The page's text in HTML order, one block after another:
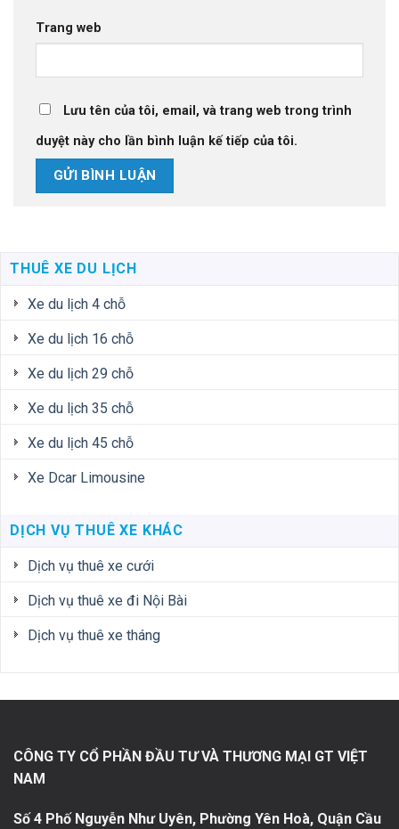
THUÊ XE DU LỊCH
Xe du lịch 4 chỗ
Xe du lịch 16 chỗ
Xe du lịch 29 chỗ
Xe du lịch 35 chỗ
Xe du lịch 45 chỗ
Xe Dcar Limousine
DỊCH VỤ THUÊ XE KHÁC
Dịch vụ thuê xe cưới
Dịch vụ thuê xe đi Nội Bài
Dịch vụ thuê xe tháng
Trang web
Lưu tên của tôi, email, và trang web trong trình
duyệt này cho lần bình luận kế tiếp của tôi.
CÔNG TY CỔ PHẦN ĐẦU TƯ VÀ THƯƠNG MẠI GT VIỆT
NAM
Số 4 Phố Nguyễn Như Uyên, Phường Yên Hoà, Quận Cầu